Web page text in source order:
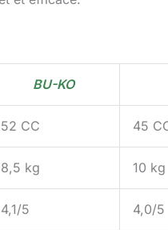
BU-KO
52 CC 45
8,5 kg 10 kg
4,1/5 4,0/5